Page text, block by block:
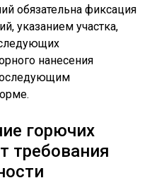
обязательна фиксация
указанием участка,
нанесения
горючих
требования